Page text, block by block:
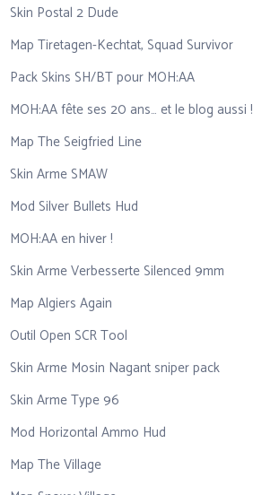
Skin Postal 2 Dude
Map Tiretagen-Kechtat, Squad Survivor
Pack Skins SH/BT pour MOH:AA
MOH:AA fête ses 20 ans… et le blog aussi !
Map The Seigfried Line
Skin Arme SMAW
Mod Silver Bullets Hud
MOH:AA en hiver !
Skin Arme Verbesserte Silenced 9mm
Map Algiers Again
Outil Open SCR Tool
Skin Arme Mosin Nagant sniper pack
Skin Arme Type 96
Mod Horizontal Ammo Hud
Map The Village